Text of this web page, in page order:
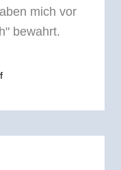
mich vor
bewahrt.